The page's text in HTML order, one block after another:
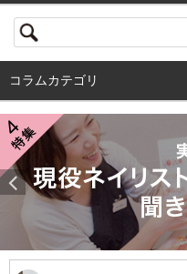
コラムカテゴリ